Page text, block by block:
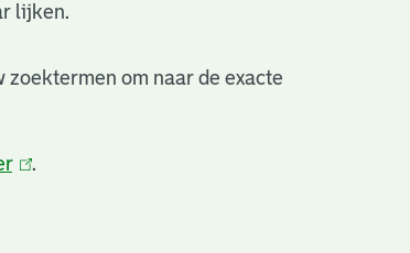
lijken.
zoektermen om naar de exacte
(link
.